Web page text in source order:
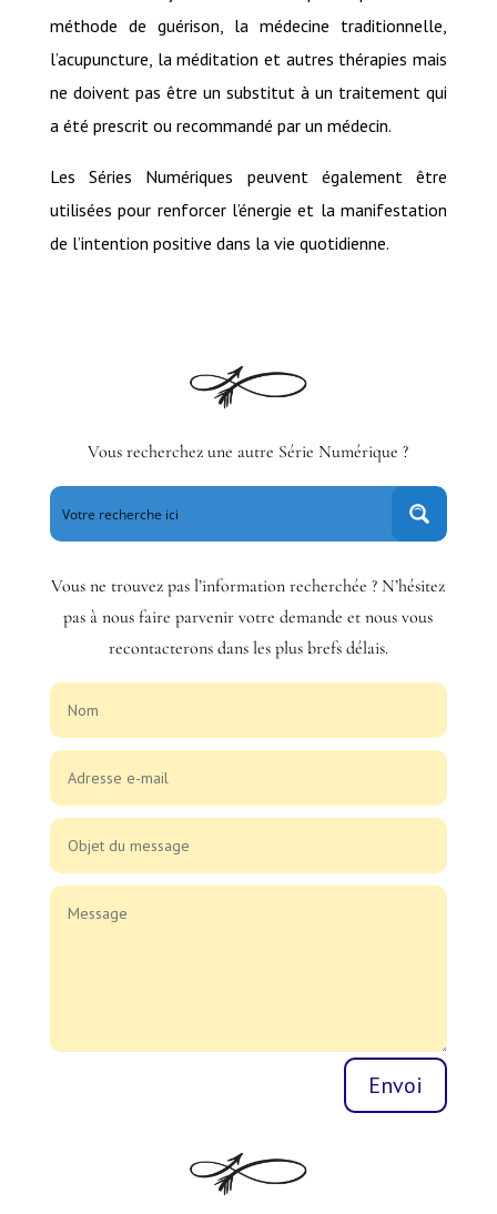
méthode de guérison, la médecine traditionnelle,
l’acupuncture, la méditation et autres thérapies mais
ne doivent pas être un substitut à un traitement qui
a été prescrit ou recommandé par un médecin.
Les Séries Numériques peuvent également être
utilisées pour renforcer l’énergie et la manifestation
de l’intention positive dans la vie quotidienne.
Vous recherchez une autre Série Numérique ?
Vous ne trouvez pas l’information recherchée ? N’hésitez
pas à nous faire parvenir votre demande et nous vous
recontacterons dans les plus brefs délais.
Envoi